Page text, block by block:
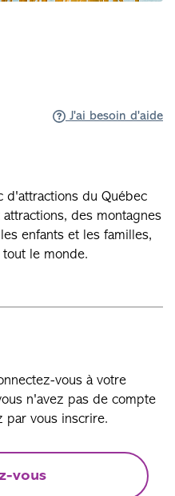
J'ai besoin d'aide
d'attractions du Québec
des montagnes
enfants et les familles,
le monde.
vous à votre
n'avez pas de compte
par vous inscrire.
vous